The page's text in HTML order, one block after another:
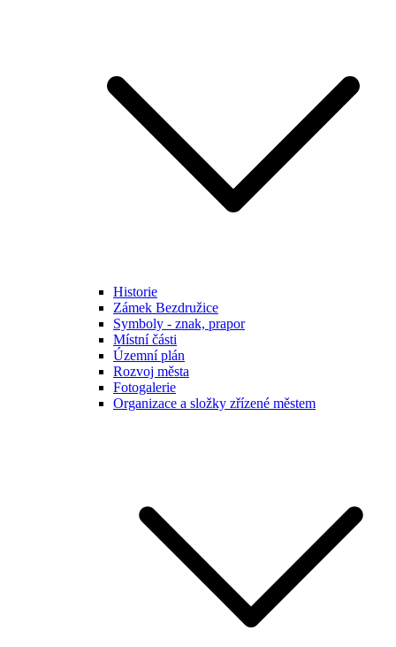
Historie
Zámek Bezdružice
Symboly - znak, prapor
Místní části
Územní plán
Rozvoj města
Fotogalerie
Organizace a složky zřízené městem